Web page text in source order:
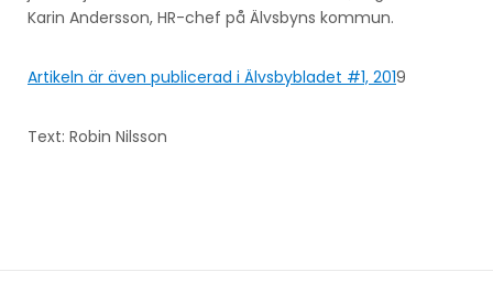
Karin Andersson, HR-chef på Älvsbyns kommun.
Artikeln är även publicerad i Älvsbybladet #1, 2019
Text: Robin Nilsson